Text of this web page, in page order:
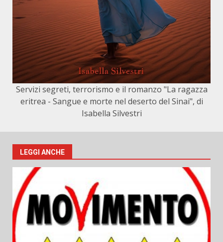
Servizi segreti, terrorismo e il romanzo "La ragazza
eritrea - Sangue e morte nel deserto del Sinai", di
Isabella Silvestri
LEGGI ANCHE